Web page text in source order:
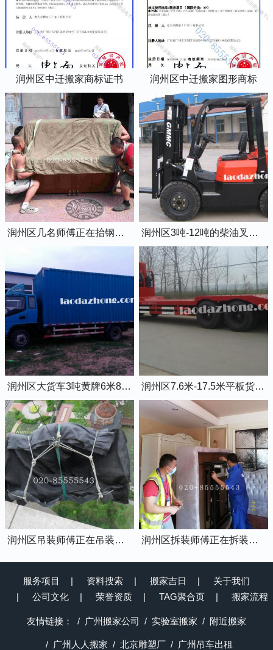
润州区中迁搬家商标证书 润州区中迁搬家图形商标
润州区几名师傅正在抬钢琴上楼 润州区3吨-12吨的柴油叉车出租
润州区大货车3吨黄牌6米8的厢式货车 润州区7.6米-17.5米平板货车出租
润州区吊装师傅正在吊装物品上楼 润州区拆装师傅正在拆装家具
服务项目 资料搜索 搬家吉日
关于我们
公司文化
荣誉资质 TAG聚合页 搬家流程
友情链接： 广州搬家公司 实验室搬家 附近搬家
广州人人搬家 北京雕塑厂 广州吊车出租